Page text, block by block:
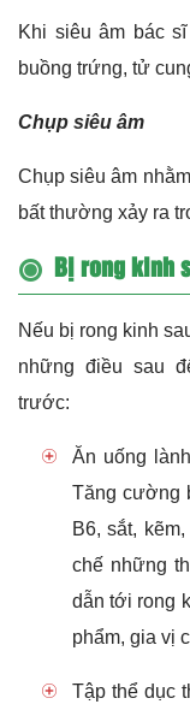
Khi siêu âm bác
buồng trứng, tử
Chụp siêu âm
Chụp siêu âm
bất thường xảy ra
Bị rong kinh
Nếu bị rong kinh
những điều sau
trước:
Ăn uống
Tăng cường
B6, sắt,
chế những
dẫn tới rong
phẩm, gia vị
Tập thể dục